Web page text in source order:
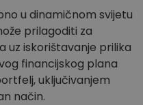
u dinamičnom svijetu
prilagoditi za
uz iskorištavanje prilika
financijskog plana
uključivanjem
način.